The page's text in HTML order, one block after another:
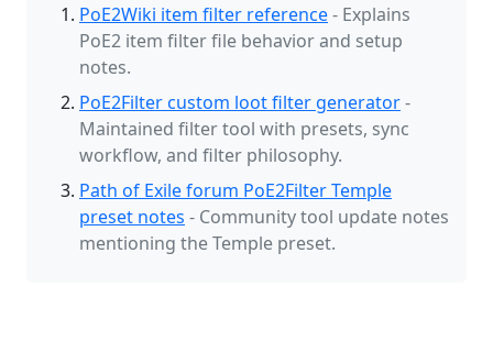
PoE2Wiki item filter reference- Explains
PoE2 item filter file behavior and setup
notes.
PoE2Filter custom loot filter generator-
Maintained filter tool with presets, sync
workflow, and filter philosophy.
Path of Exile forum PoE2Filter Temple
preset notes - Community tool update notes
mentioning the Temple preset.